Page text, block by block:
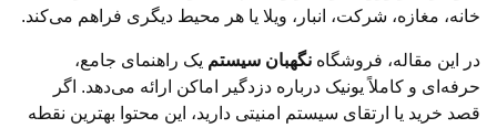
خانه، مغازه، شرکت، انبار، ویلا یا هر محیط دیگری فراهم می‌کند.
در این مقاله، فروشگاه نگهبان سیستم یک راهنمای جامع،
حرفه‌ای و کاملاً یونیک درباره دزدگیر اماکن ارائه می‌دهد. اگر
قصد خرید یا ارتقای سیستم امنیتی دارید، این محتوا بهترین نقطه